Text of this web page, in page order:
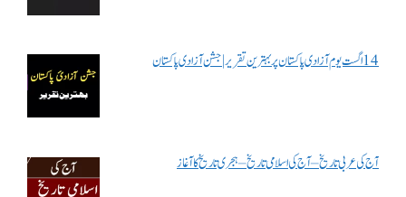
14 اگست یوم آزادی پاکستان پر بہترین تقریر | جشن آزادی پاکستان
آج کی عربی تاریخ – آج کی اسلامی تاریخ – ہجری تاریخ کا آغاز